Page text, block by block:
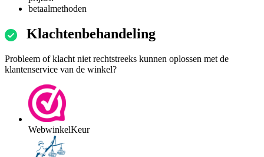
betaalmethoden
Klachtenbehandeling
Probleem of klacht niet rechtstreeks kunnen oplossen met de
klantenservice van de winkel?
WebwinkelKeur